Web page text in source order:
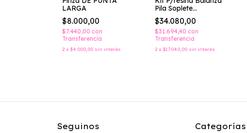
LARGA
$8.000,00
$7.440,00 con
Transferencia
2 x $4.000,00 sin interés
Pila Soplete
Rebarbador Gas
$34.080,00
$31.694,40 con
Transferencia
2 x $17.040,00 sin interés
Seguinos Categorías